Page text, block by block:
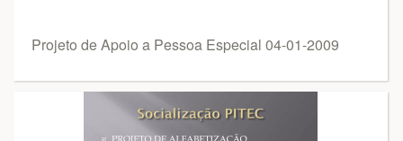
Projeto de Apoio a Pessoa Especial 04-01-2009